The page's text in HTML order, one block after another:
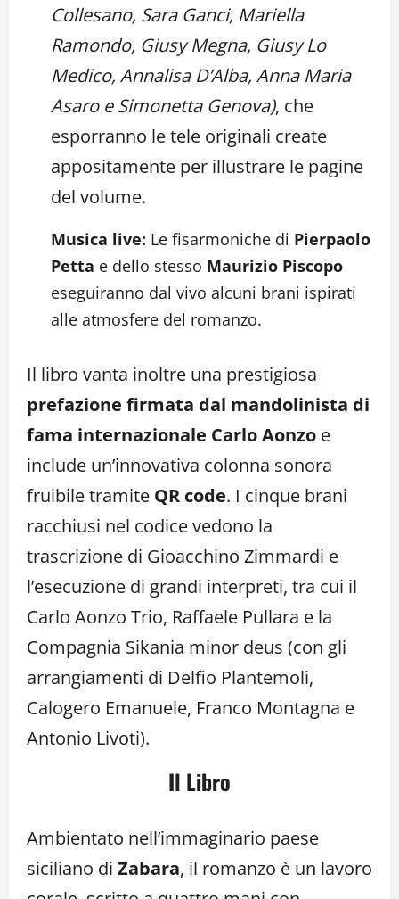
Collesano, Sara Ganci, Mariella
Ramondo, Giusy Megna, Giusy Lo
Medico, Annalisa D’Alba, Anna Maria
Asaro e Simonetta Genova), che
esporranno le tele originali create
appositamente per illustrare le pagine
del volume.
Musica live: Le fisarmoniche di Pierpaolo
Petta e dello stesso Maurizio Piscopo
eseguiranno dal vivo alcuni brani ispirati
alle atmosfere del romanzo.
Il libro vanta inoltre una prestigiosa
prefazione firmata dal mandolinista di
fama internazionale Carlo Aonzo e
include un’innovativa colonna sonora
fruibile tramite QR code. I cinque brani
racchiusi nel codice vedono la
trascrizione di Gioacchino Zimmardi e
l’esecuzione di grandi interpreti, tra cui il
Carlo Aonzo Trio, Raffaele Pullara e la
Compagnia Sikania minor deus (con gli
arrangiamenti di Delfio Plantemoli,
Calogero Emanuele, Franco Montagna e
Antonio Livoti).
Il Libro
Ambientato nell’immaginario paese
siciliano di Zabara, il romanzo è un lavoro